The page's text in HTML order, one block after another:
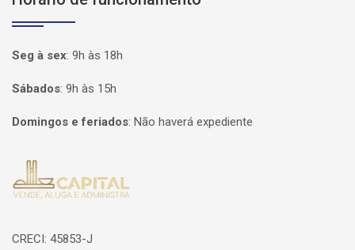
Seg à sex: 9h às 18h
Sábados: 9h às 15h
Domingos e feriados: Não haverá expediente
Página inicial
CRECI: 45853-J